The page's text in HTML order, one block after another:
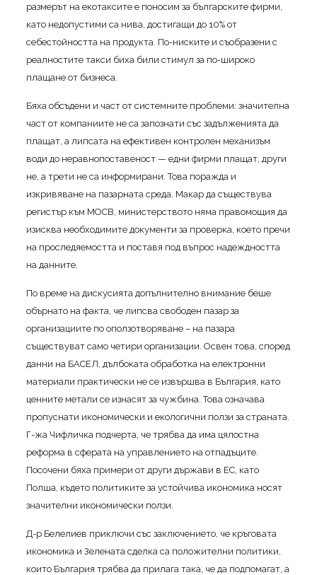
размерът на екотаксите е поносим за българските фирми,
като недопустими са нива, достигащи до 10% от
себестойността на продукта. По-ниските и съобразени с
реалностите такси биха били стимул за по-широко
плащане от бизнеса.
Бяха обсъдени и част от системните проблеми: значителна
част от компаниите не са запознати със задълженията да
плащат, а липсата на ефективен контролен механизъм
води до неравнопоставеност — едни фирми плащат, други
не, а трети не са информирани. Това поражда и
изкривяване на пазарната среда. Макар да съществува
регистър към МОСВ, министерството няма правомощия да
изисква необходимите документи за проверка, което пречи
на проследяемостта и поставя под въпрос надеждността
на данните.
По време на дискусията допълнително внимание беше
обърнато на факта, че липсва свободен пазар за
организациите по оползотворяване – на пазара
съществуват само четири организации. Освен това, според
данни на БАСЕЛ, дълбоката обработка на електронни
материали практически не се извършва в България, като
ценните метали се изнасят за чужбина. Това означава
пропуснати икономически и екологични ползи за страната.
Г-жа Чифличка подчерта, че трябва да има цялостна
реформа в сферата на управлението на отпадъците.
Посочени бяха примери от други държави в ЕС, като
Полша, където политиките за устойчива икономика носят
значителни икономически ползи.
Д-р Белелиев приключи със заключението, че кръговата
икономика и Зелената сделка са положителни политики,
които България трябва да прилага така, че да подпомагат, а